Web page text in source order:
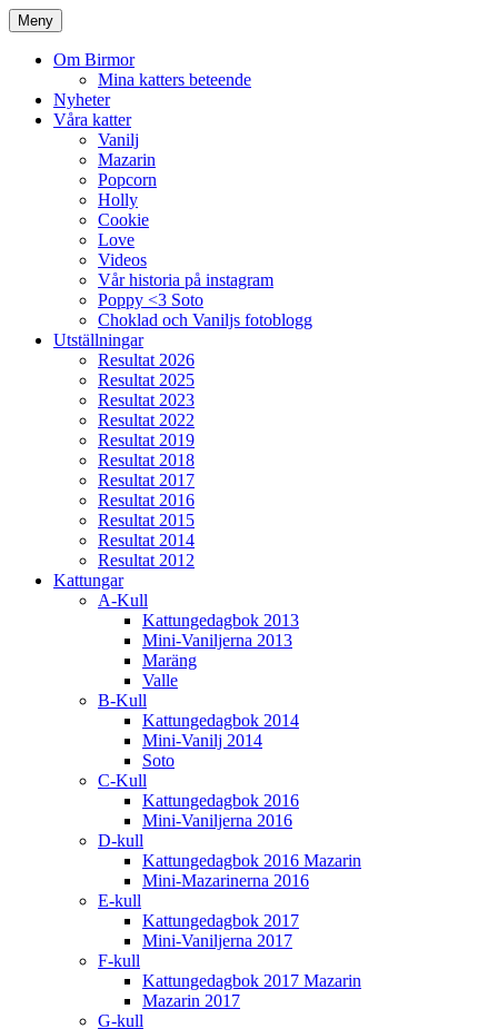
Meny
Om Birmor
Mina katters beteende
Nyheter
Våra katter
Vanilj
Mazarin
Popcorn
Holly
Cookie
Love
Videos
Vår historia på instagram
Poppy <3 Soto
Choklad och Vaniljs fotoblogg
Utställningar
Resultat 2026
Resultat 2025
Resultat 2023
Resultat 2022
Resultat 2019
Resultat 2018
Resultat 2017
Resultat 2016
Resultat 2015
Resultat 2014
Resultat 2012
Kattungar
A-Kull
Kattungedagbok 2013
Mini-Vaniljerna 2013
Maräng
Valle
B-Kull
Kattungedagbok 2014
Mini-Vanilj 2014
Soto
C-Kull
Kattungedagbok 2016
Mini-Vaniljerna 2016
D-kull
Kattungedagbok 2016 Mazarin
Mini-Mazarinerna 2016
E-kull
Kattungedagbok 2017
Mini-Vaniljerna 2017
F-kull
Kattungedagbok 2017 Mazarin
Mazarin 2017
G-kull